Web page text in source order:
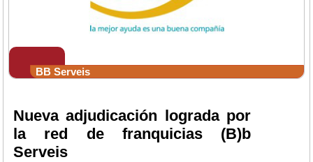
BB Serveis
Nueva adjudicación lograda por
la red de franquicias (B)b
Serveis